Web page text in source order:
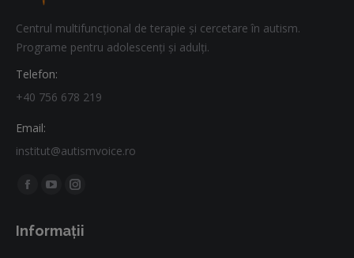
Centrul multifuncțional de terapie și cercetare în autism.
Programe pentru adolescenți și adulți.
Telefon:
+40 756 678 219
Email:
institut@autismvoice.ro
Find us on:
Facebook
opens
YouTube
opens
Instagram
opens
Informații